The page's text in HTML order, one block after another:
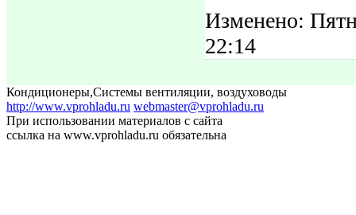
Изменено:
22:14
Кондиционеры,Системы вентиляции, воздуховоды
http://www.vprohladu.ru webmaster@vprohladu.ru
При использовании материалов с сайта
ссылка на www.vprohladu.ru обязательна